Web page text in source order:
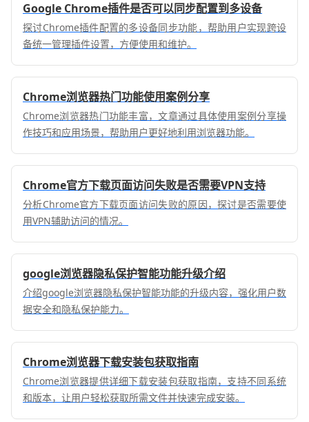
Google Chrome插件是否可以同步配置到多设备
探讨Chrome插件配置的多设备同步功能，帮助用户实现跨设
备统一管理插件设置，方便使用和维护。
Chrome浏览器热门功能使用案例分享
Chrome浏览器热门功能丰富，文章通过具体使用案例分享操
作技巧和应用场景，帮助用户更好地利用浏览器功能。
Chrome官方下载页面访问失败是否需要VPN支持
分析Chrome官方下载页面访问失败的原因，探讨是否需要使
用VPN辅助访问的情况。
google浏览器隐私保护智能功能升级介绍
介绍google浏览器隐私保护智能功能的升级内容，强化用户数
据安全和隐私保护能力。
Chrome浏览器下载安装包获取指南
Chrome浏览器提供详细下载安装包获取指南，支持不同系统
和版本，让用户轻松获取所需文件并快速完成安装。